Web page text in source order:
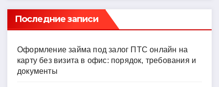
Последние записи
Оформление займа под залог ПТС онлайн на
карту без визита в офис: порядок, требования и
документы